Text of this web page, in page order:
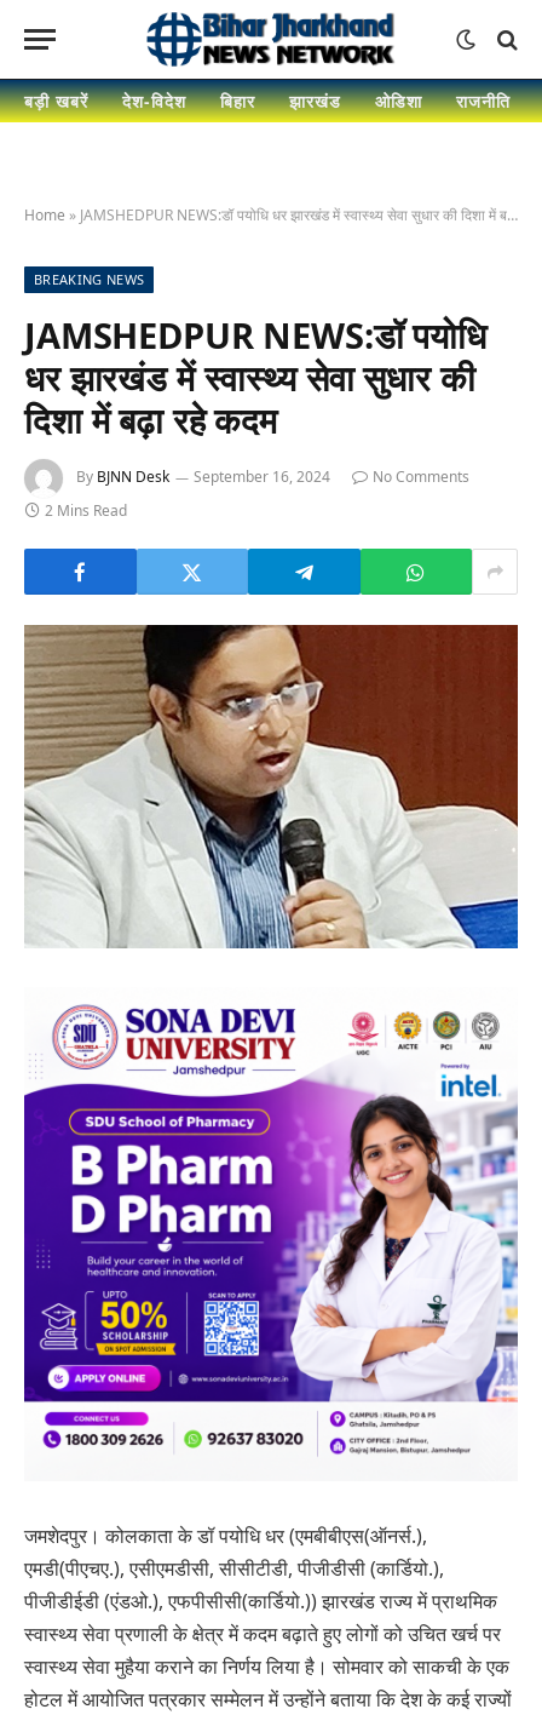
बड़ी खबरें देश-विदेश बिहार झारखंड ओडिशा राजनीति
Home » JAMSHEDPUR NEWS:डॉ पयोधि धर झारखंड में स्वास्थ्य सेवा सुधार की दिशा में बढ़ा रहे कदम
BREAKING NEWS
JAMSHEDPUR NEWS:डॉ पयोधि
धर झारखंड में स्वास्थ्य सेवा सुधार की
दिशा में बढ़ा रहे कदम
By BJNN Desk September 16, 2024
No Comments
2 Mins Read
जमशेदपुर। कोलकाता के डॉ पयोधि धर (एमबीबीएस(ऑनर्स.),
एमडी(पीएचए.), एसीएमडीसी, सीसीटीडी, पीजीडीसी (कार्डियो.),
पीजीडीईडी (एंडओ.), एफपीसीसी(कार्डियो.)) झारखंड राज्य में प्राथमिक
स्वास्थ्य सेवा प्रणाली के क्षेत्र में कदम बढ़ाते हुए लोगों को उचित खर्च पर
स्वास्थ्य सेवा मुहैया कराने का निर्णय लिया है। सोमवार को साकची के एक
होटल में आयोजित पत्रकार सम्मेलन में उन्होंने बताया कि देश के कई राज्यों